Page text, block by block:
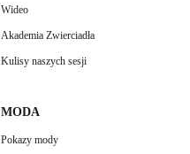
Wideo
Akademia Zwierciadła
Kulisy naszych sesji
MODA
Pokazy mody